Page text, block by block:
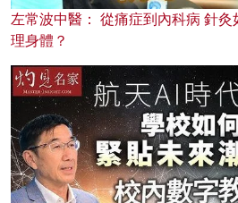
左常波中醫： 從痛症到內科病 針
理身體？